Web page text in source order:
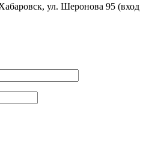
ул. Шеронова 95 (вход